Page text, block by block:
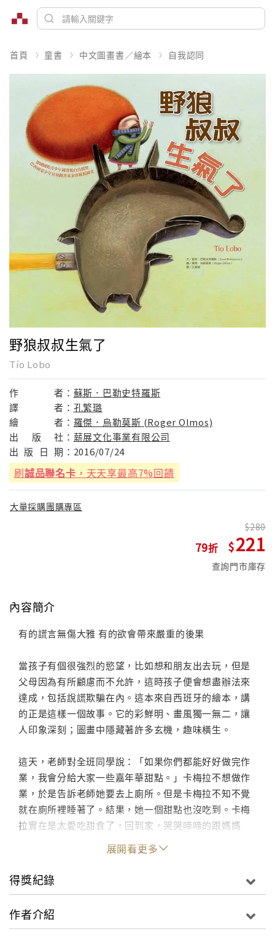
首頁 童書 中文圖畫書／繪本 自我認同
野狼叔叔生氣了
Tío Lobo
作 者： 蘇斯．巴勒史特羅斯
譯
者： 孔繁璐
繪
者： 羅傑．烏勒莫斯 (Roger Olmos)
出
版 社： 薪展文化事業有限公司
出 版 日 期： 2016/07/24
刷誠品聯名卡 ，天天享最高7%回饋
大量採購團購專區
79
280
221
查詢門市庫存
內容簡介
有的謊言無傷大雅 有的欲會帶來嚴重的後果
當孩子有個很強烈的慾望，比如想和朋友出去玩，但是
父母因為有所顧慮而不允許，這時孩子便會想盡辦法來
達成，包括說謊欺騙在內。這本來自西班牙的繪本，講
的正是這樣一個故事。它的彩鮮明、畫風獨一無二，讓
人印象深刻；圖畫中隱藏著許多玄機，趣味橫生。
這天，老師對全班同學說：「如果你們都能好好做完作
業，我會分給大家一些嘉年華甜點。」卡梅拉不想做作
業，於是告訴老師她要去上廁所。但是卡梅拉不知不覺
就在廁所裡睡著了。結果，她一個甜點也沒吃到。卡梅
拉實在是太愛吃甜食了，回到家，哭哭啼啼的跟媽媽
說：「我只是去上廁所，同學們就吃光了老師給的嘉年
華甜點。」（顯然的，卡梅拉說謊了。）
為了安撫卡梅拉，媽媽決定親自做嘉年華甜點。這時，
鄰居野狼叔叔借。野狼叔叔跟卡梅拉說：「請告訴妳媽
展開看更多
得獎紀錄
作者介紹